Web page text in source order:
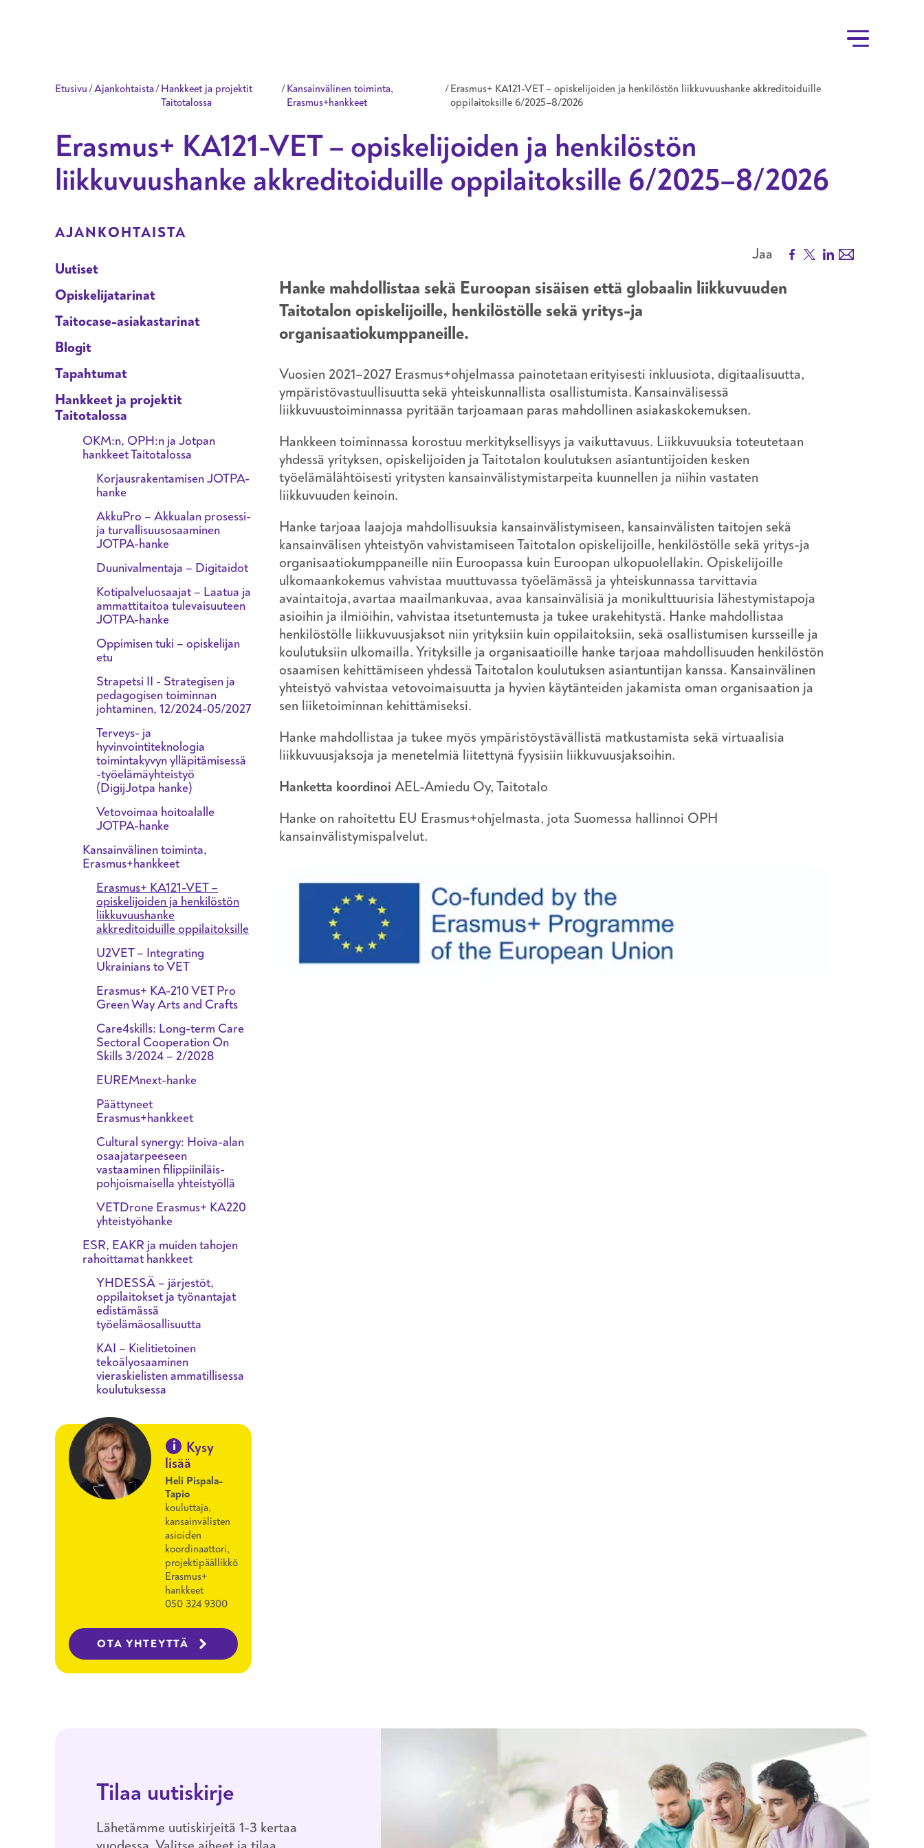
Etusivu/Ajankohtaista/Hankkeet ja projektit
Taitotalossa
/Kansainvälinen toiminta,
Erasmus+hankkeet
/Erasmus+ KA121-VET – opiskelijoiden ja henkilöstön liikkuvuushanke akkreditoiduille
oppilaitoksille 6/2025–8/2026
Erasmus+ KA121-VET – opiskelijoiden ja henkilöstön
liikkuvuushanke akkreditoiduille oppilaitoksille 6/2025–8/2026
Jaa Facebook
X LinkedIn
Email
Hanke mahdollistaa sekä Euroopan sisäisen että globaalin liikkuvuuden
Taitotalon opiskelijoille, henkilöstölle sekä yritys-ja
organisaatiokumppaneille.
Vuosien 2021–2027 Erasmus+ohjelmassa painotetaan erityisesti inkluusiota, digitaalisuutta,
ympäristövastuullisuutta sekä yhteiskunnallista osallistumista. Kansainvälisessä
liikkuvuustoiminnassa pyritään tarjoamaan paras mahdollinen asiakaskokemuksen.
Hankkeen toiminnassa korostuu merkityksellisyys ja vaikuttavuus. Liikkuvuuksia toteutetaan
yhdessä yrityksen, opiskelijoiden ja Taitotalon koulutuksen asiantuntijoiden kesken
työelämälähtöisesti yritysten kansainvälistymistarpeita kuunnellen ja niihin vastaten
liikkuvuuden keinoin.
Hanke tarjoaa laajoja mahdollisuuksia kansainvälistymiseen, kansainvälisten taitojen sekä
kansainvälisen yhteistyön vahvistamiseen Taitotalon opiskelijoille, henkilöstölle sekä yritys-ja
organisaatiokumppaneille niin Euroopassa kuin Euroopan ulkopuolellakin. Opiskelijoille
ulkomaankokemus vahvistaa muuttuvassa työelämässä ja yhteiskunnassa tarvittavia
avaintaitoja, avartaa maailmankuvaa, avaa kansainvälisiä ja monikulttuurisia lähestymistapoja
asioihin ja ilmiöihin, vahvistaa itsetuntemusta ja tukee urakehitystä. Hanke mahdollistaa
henkilöstölle liikkuvuusjaksot niin yrityksiin kuin oppilaitoksiin, sekä osallistumisen kursseille ja
koulutuksiin ulkomailla. Yrityksille ja organisaatioille hanke tarjoaa mahdollisuuden henkilöstön
osaamisen kehittämiseen yhdessä Taitotalon koulutuksen asiantuntijan kanssa. Kansainvälinen
yhteistyö vahvistaa vetovoimaisuutta ja hyvien käytänteiden jakamista oman organisaation ja
sen liiketoiminnan kehittämiseksi.
Hanke mahdollistaa ja tukee myös ympäristöystävällistä matkustamista sekä virtuaalisia
liikkuvuusjaksoja ja menetelmiä liitettynä fyysisiin liikkuvuusjaksoihin.
Hanketta koordinoi AEL-Amiedu Oy, Taitotalo
Hanke on rahoitettu EU Erasmus+ohjelmasta, jota Suomessa hallinnoi OPH
kansainvälistymispalvelut.
ALAVALIKKO OSIOLLE
AJANKOHTAISTA
Uutiset
Opiskelijatarinat
Taitocase-asiakastarinat
Blogit
Tapahtumat
Hankkeet ja projektit
Taitotalossa
OKM:n, OPH:n ja Jotpan
hankkeet Taitotalossa
Korjausrakentamisen JOTPA-
hanke
AkkuPro – Akkualan prosessi-
ja turvallisuusosaaminen
JOTPA-hanke
Duunivalmentaja – Digitaidot
Kotipalveluosaajat – Laatua ja
ammattitaitoa tulevaisuuteen
JOTPA-hanke
Oppimisen tuki – opiskelijan
etu
Strapetsi II - Strategisen ja
pedagogisen toiminnan
johtaminen, 12/2024-05/2027
Terveys- ja
hyvinvointiteknologia
toimintakyvyn ylläpitämisessä
-työelämäyhteistyö
(DigijJotpa hanke)
Vetovoimaa hoitoalalle
JOTPA-hanke
Kansainvälinen toiminta,
Erasmus+hankkeet
Erasmus+ KA121-VET –
opiskelijoiden ja henkilöstön
liikkuvuushanke
akkreditoiduille oppilaitoksille
U2VET – Integrating
Ukrainians to VET
Erasmus+ KA-210 VET Pro
Green Way Arts and Crafts
Care4skills: Long-term Care
Sectoral Cooperation On
Skills 3/2024 – 2/2028
EUREMnext-hanke
Päättyneet
Erasmus+hankkeet
Cultural synergy: Hoiva-alan
osaajatarpeeseen
vastaaminen filippiiniläis-
pohjoismaisella yhteistyöllä
VETDrone Erasmus+ KA220
yhteistyöhanke
ESR, EAKR ja muiden tahojen
rahoittamat hankkeet
YHDESSÄ – järjestöt,
oppilaitokset ja työnantajat
edistämässä
työelämäosallisuutta
KAI – Kielitietoinen
tekoälyosaaminen
vieraskielisten ammatillisessa
koulutuksessa
i
Kysy
lisää
Heli Pispala-
Tapio
kouluttaja,
kansainvälisten
asioiden
koordinaattori,
projektipäällikkö
Erasmus+
hankkeet
050 324 9300
OTA YHTEYTTÄ
Tilaa uutiskirje
Lähetämme uutiskirjeitä 1-3 kertaa